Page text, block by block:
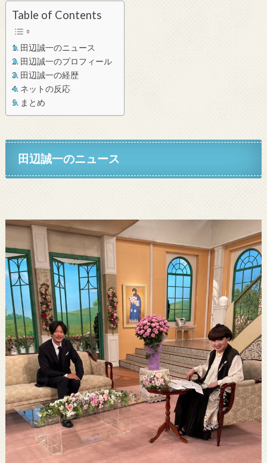
Table of Contents
田辺誠一のニュース
田辺誠一のプロフィール
田辺誠一の経歴
ネットの反応
まとめ
田辺誠一のニュース